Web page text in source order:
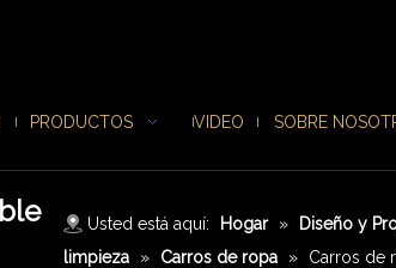
PRODUCTOS VIDEO SOBRE
Usted está aquí: Hogar » Diseño y
limpieza
» Carros de ropa » Carros de